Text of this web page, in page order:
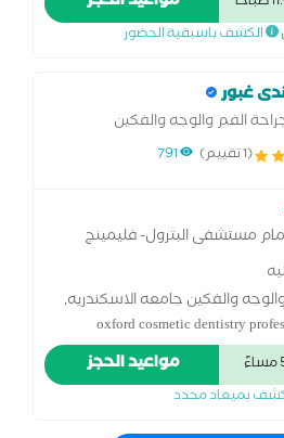
و اسهل الطرق لخلع الضروس
الكشف باسبقية الحضور
غبور
الفم والوجه والفكين
(1 تقييم) 791
مستشفى البترول- فليمينج
والفكين جامعه الاسكندريه,
oxford cosmetic dentistry
مواعيد الحجز
بميعاد محدد